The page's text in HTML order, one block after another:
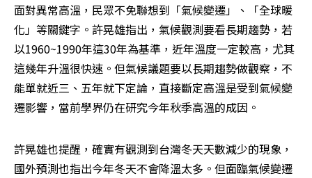
面對異常高溫，民眾不免聯想到「氣候變遷」、「全球暖
化」等關鍵字。許晃雄指出，氣候觀測要看長期趨勢，若
以1960~1990年這30年為基準，近年溫度一定較高，尤其
這幾年升溫很快速。但氣候議題要以長期趨勢做觀察，不
能單就近三、五年就下定論，直接斷定高溫是受到氣候變
遷影響，當前學界仍在研究今年秋季高溫的成因。
許晃雄也提醒，確實有觀測到台灣冬天天數減少的現象，
國外預測也指出今年冬天不會降溫太多。但面臨氣候變遷